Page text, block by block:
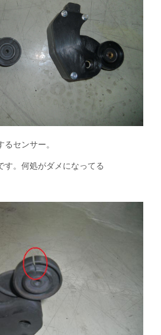
センサー。
す。何処がダメになってる